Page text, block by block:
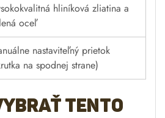
hliníková zliatina a
oceľ
nastaviteľný prietok
na spodnej strane)
tento